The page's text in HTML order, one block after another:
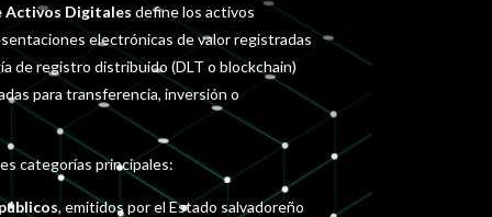
Activos Digitales define los activos
electrónicas de valor registradas
de registro distribuido (DLT o blockchain)
para transferencia, inversión o
categorías principales:
, emitidos por el Estado salvadoreño